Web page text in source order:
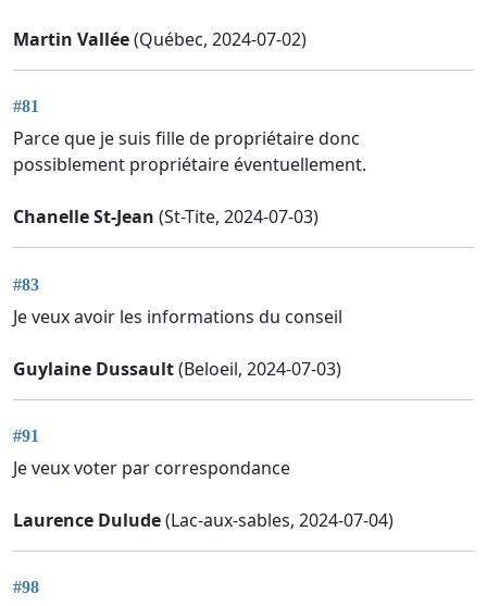
Martin Vallée(Québec, 2024-07-02)
#81
Parce que je suis fille de propriétaire donc
possiblement propriétaire éventuellement.
Chanelle St-Jean (St-Tite, 2024-07-03)
#83
Je veux avoir les informations du conseil
Guylaine Dussault(Beloeil, 2024-07-03)
#91
Je veux voter par correspondance
Laurence Dulude(Lac-aux-sables, 2024-07-04)
#98